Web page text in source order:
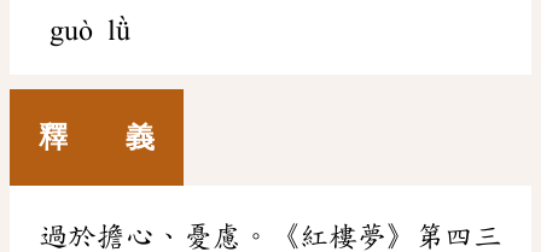
guò lǜ
釋 義
過於擔心、憂慮。《紅樓夢》第四三